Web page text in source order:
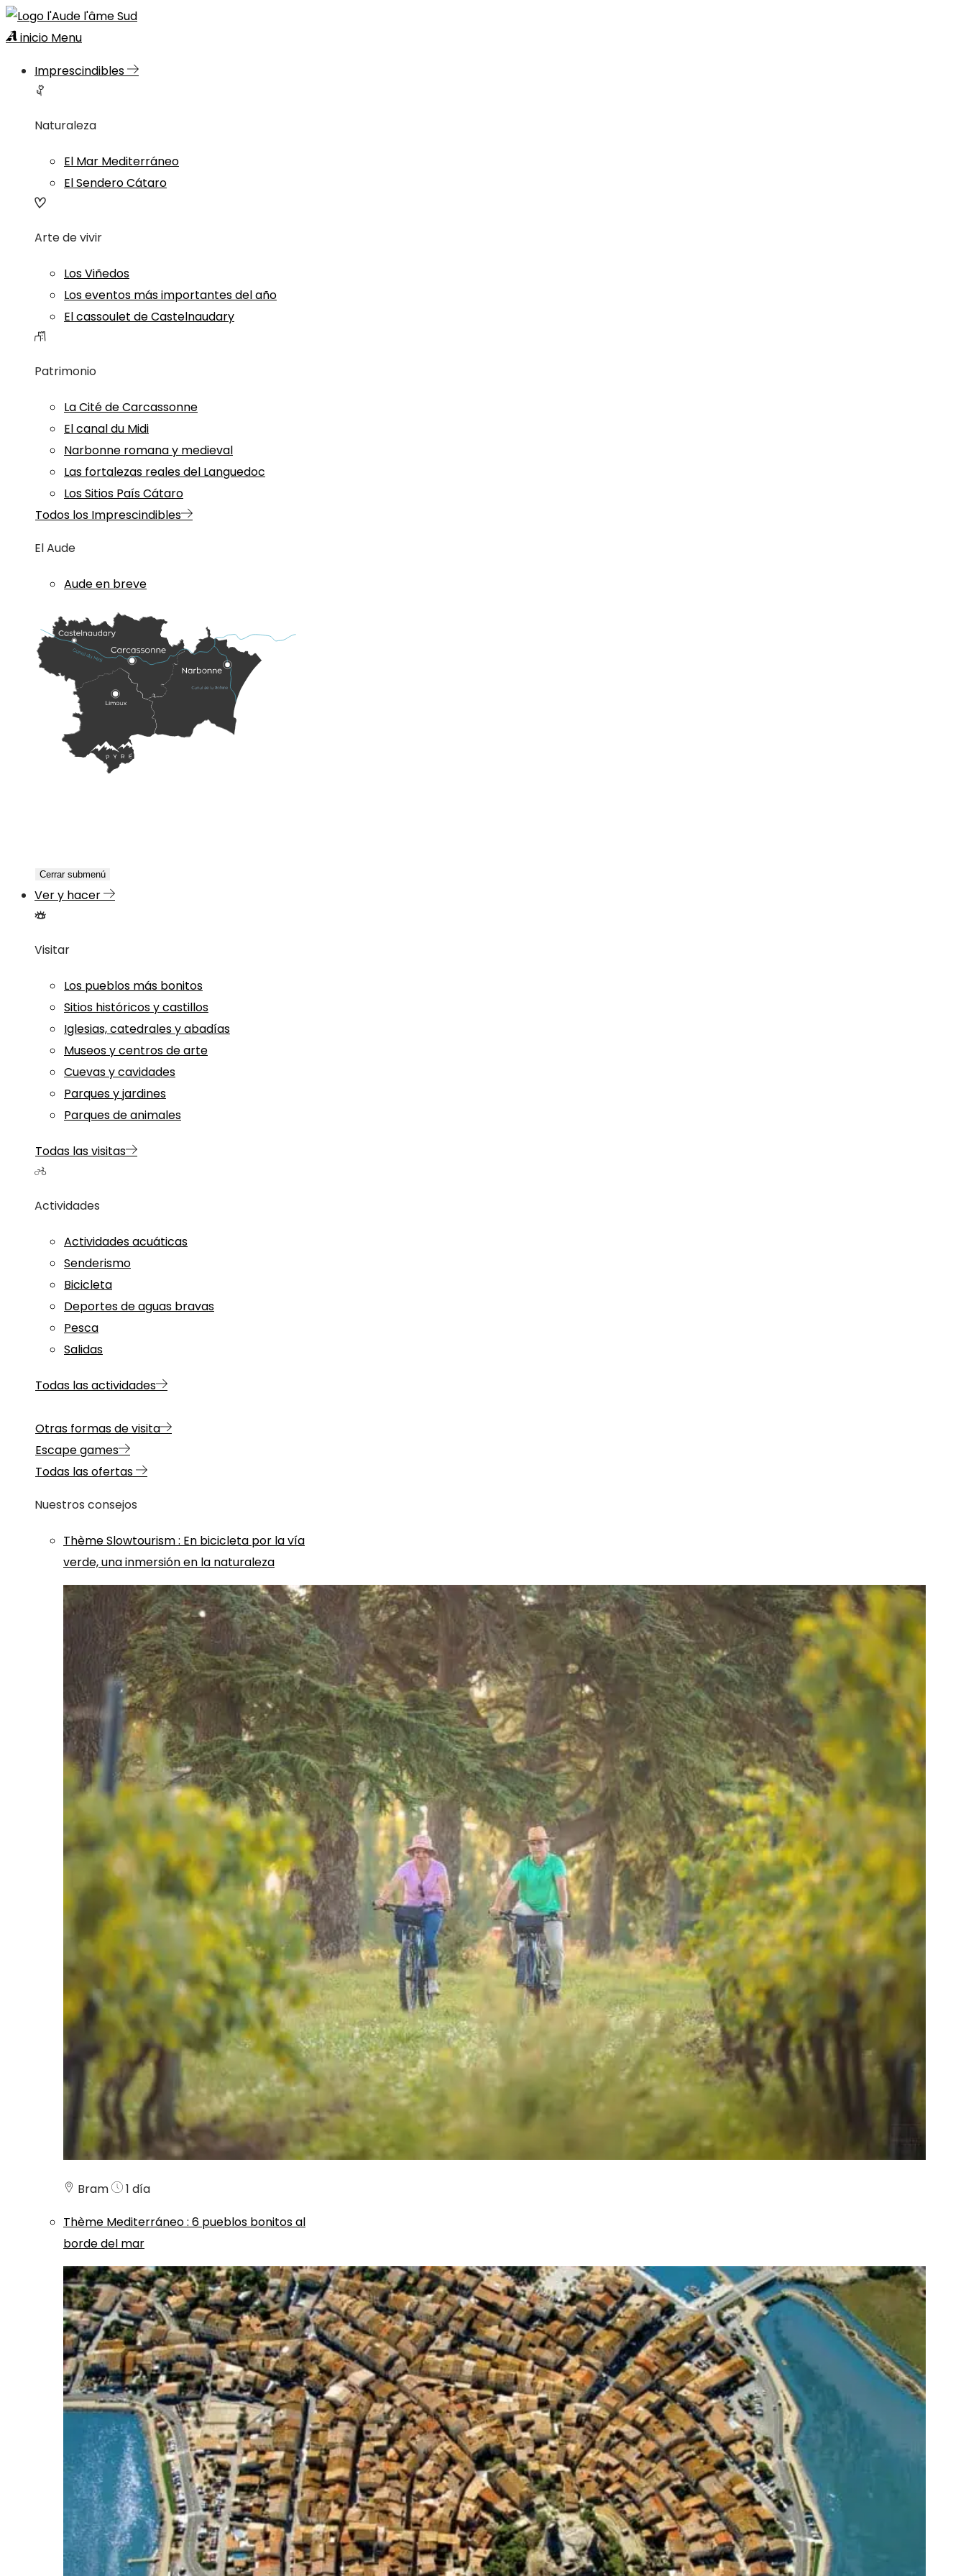
inicio Menu
Imprescindibles
Naturaleza
El Mar Mediterráneo
El Sendero Cátaro
Arte de vivir
Los Viñedos
Los eventos más importantes del año
El cassoulet de Castelnaudary
Patrimonio
La Cité de Carcassonne
El canal du Midi
Narbonne romana y medieval
Las fortalezas reales del Languedoc
Los Sitios País Cátaro
Todos los Imprescindibles
El Aude
Aude en breve
Cerrar submenú
Ver y hacer
Visitar
Los pueblos más bonitos
Sitios históricos y castillos
Iglesias, catedrales y abadías
Museos y centros de arte
Cuevas y cavidades
Parques y jardines
Parques de animales
Todas las visitas
Actividades
Actividades acuáticas
Senderismo
Bicicleta
Deportes de aguas bravas
Pesca
Salidas
Todas las actividades
Otras formas de visita
Escape games
Todas las ofertas
Nuestros consejos
ThèmeSlowtourism: En bicicleta por la vía
verde, una inmersión en la naturaleza
Bram
1 día
Thème Mediterráneo: 6 pueblos bonitos al
borde del mar